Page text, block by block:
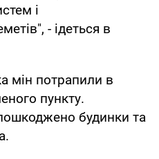
і
- ідеться в
мін потрапили в
пункту.
будинки та